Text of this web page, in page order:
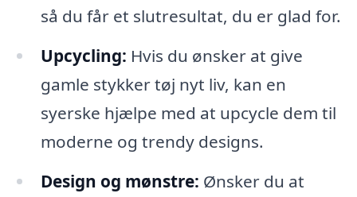
så du får et slutresultat, du er glad for.
Upcycling: Hvis du ønsker at give
gamle stykker tøj nyt liv, kan en
syerske hjælpe med at upcycle dem til
moderne og trendy designs.
Design og mønstre: Ønsker du at